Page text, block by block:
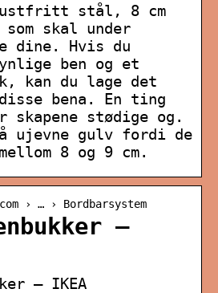
rustfritt stål, 8 cm
skal under
dine. Hvis du
ben og et
kan du lage det
bena. En ting
stødige og.
ujevne gulv fordi de
8 og 9 cm.
› … › Bordbarsystem
–
– IKEA